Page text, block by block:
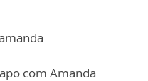
com Amanda